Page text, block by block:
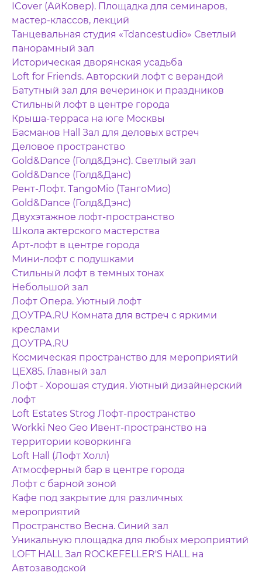
ICover (АйКовер). Площадка для семинаров,
мастер-классов, лекций
Танцевальная студия «Tdancestudio» Светлый
панорамный зал
Историческая дворянская усадьба
Loft for Friends. Авторский лофт с верандой
Батутный зал для вечеринок и праздников
Стильный лофт в центре города
Крыша-терраса на юге Москвы
Басманов Hall Зал для деловых встреч
Деловое пространство
Gold&Dance (Голд&Дэнс). Светлый зал
Gold&Dance (Голд&Данс)
Рент-Лофт. TangoMio (ТангоМио)
Gold&Dance (Голд&Дэнс)
Двухэтажное лофт-пространство
Школа актерского мастерства
Арт-лофт в центре города
Мини-лофт с подушками
Стильный лофт в темных тонах
Небольшой зал
Лофт Опера. Уютный лофт
ДОУТРА.RU Комната для встреч с яркими
креслами
ДОУТРА.RU
Космическая пространство для мероприятий
ЦЕХ85. Главный зал
Лофт - Хорошая студия. Уютный дизайнерский
лофт
Loft Estates Strog Лофт-пространство
Workki Neo Geo Ивент-пространство на
территории коворкинга
Loft Hall (Лофт Холл)
Атмосферный бар в центре города
Лофт с барной зоной
Кафе под закрытие для различных
мероприятий
Пространство Весна. Синий зал
Уникальную площадка для любых мероприятий
LOFT HALL Зал ROCKEFELLER'S HALL на
Автозаводской